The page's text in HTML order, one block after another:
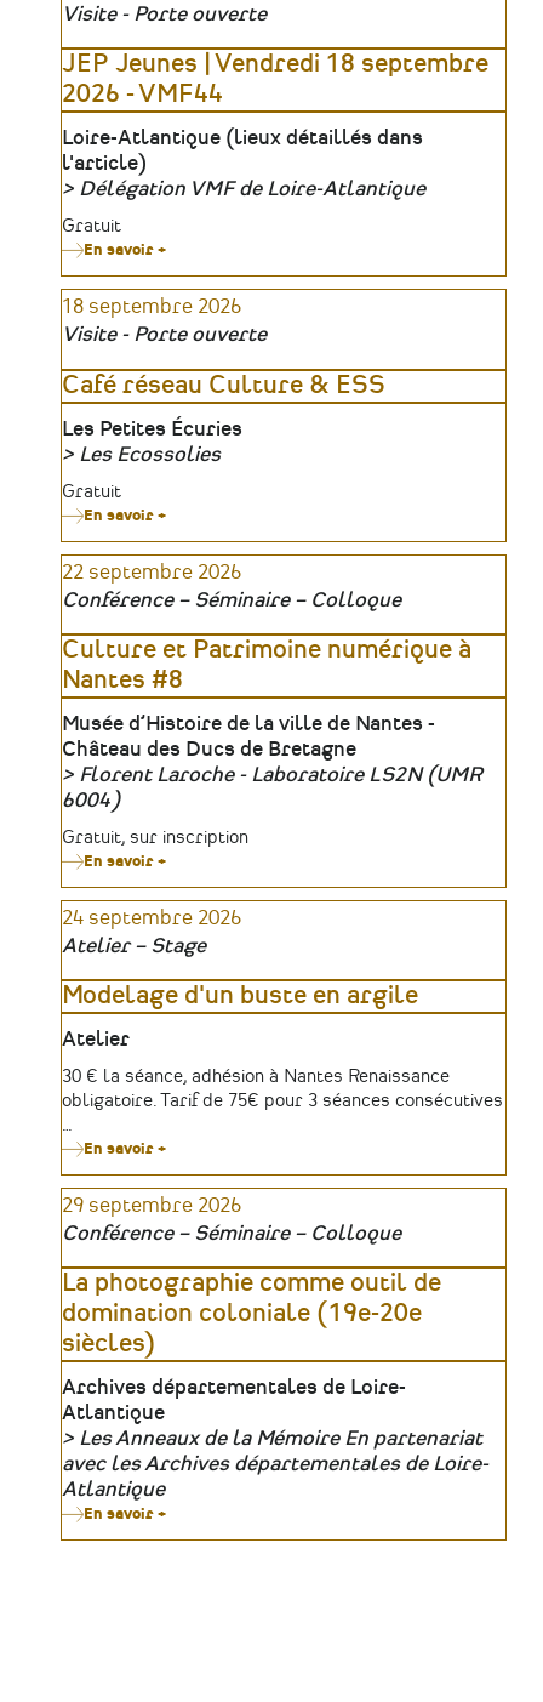
de
création
en
environnement
numérique
Visite - Porte ouverte
JEP Jeunes | Vendredi 18 septembre
2026 - VMF44
Lieu
Loire-Atlantique (lieux détaillés dans
l'article)
Organisateur
Délégation VMF de Loire-Atlantique
Tarifs
Gratuit
En savoir +
Jeunes
|
18
2026
-
VMF44
18 septembre 2026
Visite - Porte ouverte
Café réseau Culture & ESS
Lieu
Les Petites Écuries
Organisateur
Les Ecossolies
Tarifs
Gratuit
En savoir +
réseau
Culture
ESS
22 septembre 2026
Conférence – Séminaire – Colloque
Culture et Patrimoine numérique à
Nantes #8
Lieu
Musée d’Histoire de la ville de Nantes -
Château des Ducs de Bretagne
Organisateur
Florent Laroche - Laboratoire LS2N (UMR
6004)
Tarifs
Gratuit, sur inscription
En savoir +
et
Patrimoine
à
#8
24 septembre 2026
Atelier – Stage
Modelage d'un buste en argile
Lieu
Atelier
Tarifs
30 € la séance, adhésion à Nantes Renaissance
obligatoire. Tarif de 75€ pour 3 séances consécutives
…
En savoir +
d'un
buste
argile
29 septembre 2026
Conférence – Séminaire – Colloque
La photographie comme outil de
domination coloniale (19e-20e
siècles)
Lieu
Archives départementales de Loire-
Atlantique
Organisateur
Les Anneaux de la Mémoire En partenariat
avec les Archives départementales de Loire-
Atlantique
En savoir +